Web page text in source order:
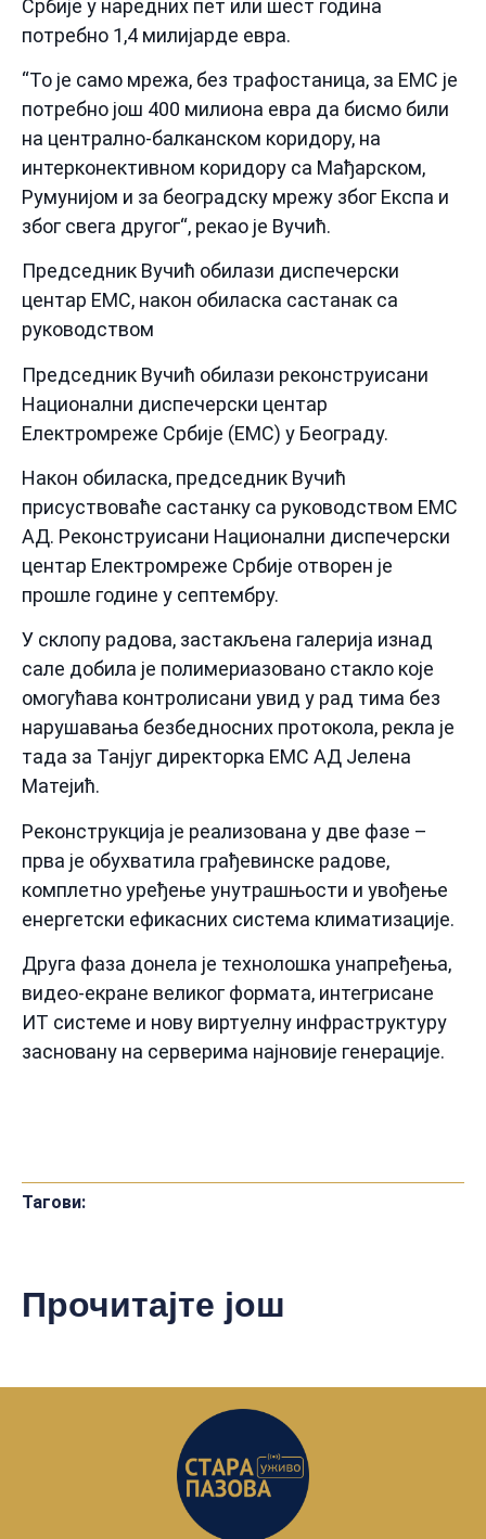
Србије у наредних пет или шест година
потребно 1,4 милијарде евра.
“To је само мрежа, без трафостаница, за ЕМС је
потребно још 400 милиона евра да бисмо били
на централно-балканском коридору, на
интерконективном коридору са Мађарском,
Румунијом и за београдску мрежу због Експа и
због свега другог“, рекао је Вучић.
Председник Вучић обилази диспечерски
центар ЕМС, након обиласка састанак са
руководством
Председник Вучић обилази реконструисани
Национални диспечерски центар
Електромреже Србије (ЕМС) у Београду.
Након обиласка, председник Вучић
присуствоваће састанку са руководством ЕМС
АД. Реконструисани Национални диспечерски
центар Електромреже Србије отворен је
прошле године у септембру.
У склопу радова, застакљена галерија изнад
сале добила је полимериазовано стакло које
омогућава контролисани увид у рад тима без
нарушавања безбедносних протокола, рекла је
тада за Тан‌југ директорка ЕМС АД Јелена
Матејић.
Реконструкција је реализована у две фазе –
прва је обухватила грађевинске радове,
комплетно уређење унутрашњости и увођење
енергетски ефикасних система климатизације.
Друга фаза донела је технолошка унапређења,
видео-екране великог формата, интегрисане
ИТ системе и нову виртуелну инфраструктуру
засновану на серверима најновије генерације.
Тагови:
Прочитајте још